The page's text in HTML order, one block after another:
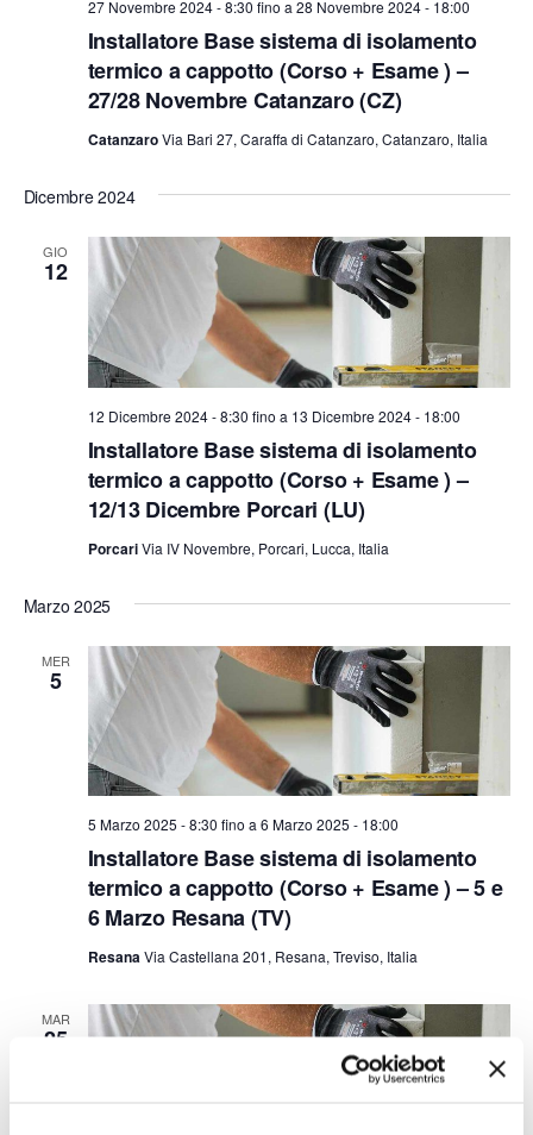
Installatore Base sistema di isolamento
termico a cappotto (Corso + Esame ) –
27/28 Novembre Catanzaro (CZ)
27 Novembre 2024 - 8:30 fino a 28 Novembre 2024 - 18:00
CatanzaroVia Bari 27, Caraffa di Catanzaro, Catanzaro, Italia
Dicembre 2024
GIO
12
Installatore Base sistema di isolamento
termico a cappotto (Corso + Esame ) –
12/13 Dicembre Porcari (LU)
12 Dicembre 2024 - 8:30 fino a 13 Dicembre 2024 - 18:00
PorcariVia IV Novembre, Porcari, Lucca, Italia
Marzo 2025
MER
5
Installatore Base sistema di isolamento
termico a cappotto (Corso + Esame ) – 5 e
6 Marzo Resana (TV)
5 Marzo 2025 - 8:30 fino a 6 Marzo 2025 - 18:00
ResanaVia Castellana 201, Resana, Treviso, Italia
MAR
25